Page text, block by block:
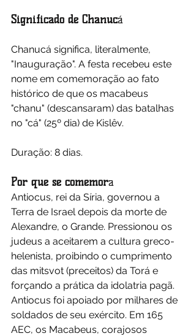
Significado de Chanucá
Chanucá significa, literalmente,
"Inauguração". A festa recebeu este
nome em comemoração ao fato
histórico de que os macabeus
"chanu" (descansaram) das batalhas
no "cá" (25º dia) de Kislêv.
Duração: 8 dias.
Por que se comemora
Antiocus, rei da Síria, governou a
Terra de Israel depois da morte de
Alexandre, o Grande. Pressionou os
judeus a aceitarem a cultura greco-
helenista, proibindo o cumprimento
das mitsvot (preceitos) da Torá e
forçando a prática da idolatria pagã.
Antiocus foi apoiado por milhares de
soldados de seu exército. Em 165
AEC, os Macabeus, corajosos